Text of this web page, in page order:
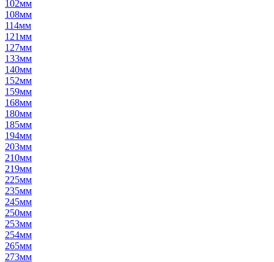
102мм
108мм
114мм
121мм
127мм
133мм
140мм
152мм
159мм
168мм
180мм
185мм
194мм
203мм
210мм
219мм
225мм
235мм
245мм
250мм
253мм
254мм
265мм
273мм